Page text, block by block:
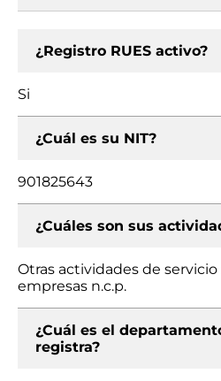
¿Registro RUES activo?
Si
¿Cuál es su NIT?
901825643
¿Cuáles son sus
Otras actividades de servicio
empresas n.c.p.
¿Cuál es el
registra?